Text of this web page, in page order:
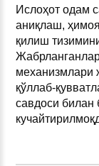
Ислоҳот одам
аниқлаш,
қилиш
механизмлари
қўллаб-
савдоси билан